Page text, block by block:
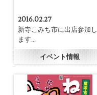
2016.02.27
新寺こみち市に出店参加し
ます...
イベント情報